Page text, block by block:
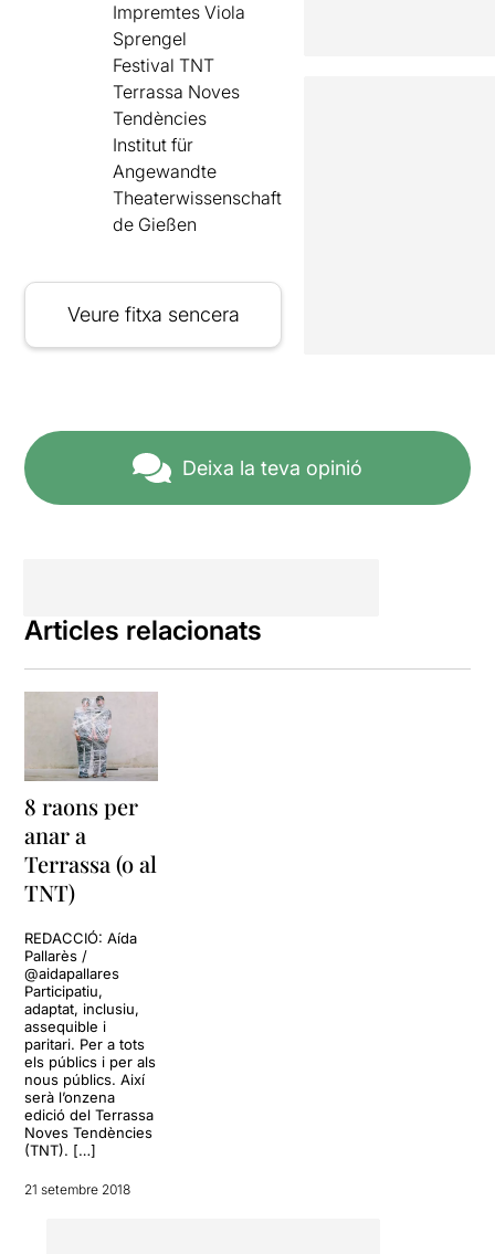
Impremtes Viola
Sprengel
Festival TNT
Terrassa Noves
Tendències
Institut für
Angewandte
Theaterwissenschaft
de Gießen
Veure fitxa sencera
Deixa la teva opinió
Articles relacionats
8 raons per
anar a
Terrassa (o al
TNT)
REDACCIÓ: Aída
Pallarès /
@aidapallares
Participatiu,
adaptat, inclusiu,
assequible i
paritari. Per a tots
els públics i per als
nous públics. Així
serà l’onzena
edició del Terrassa
Noves Tendències
(TNT). […]
21 setembre 2018